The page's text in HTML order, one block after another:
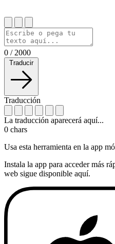
0 / 2000
Traducir
Traducción
La traducción aparecerá aquí...
0 chars
Usa esta herramienta en la app
Instala la app para acceder más
web sigue disponible aquí.